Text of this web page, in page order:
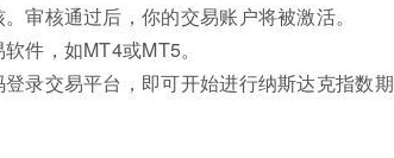
审核通过后，你的交易账户将被激活。
件，如MT4或MT5。
录交易平台，即可开始进行纳斯达克指数期